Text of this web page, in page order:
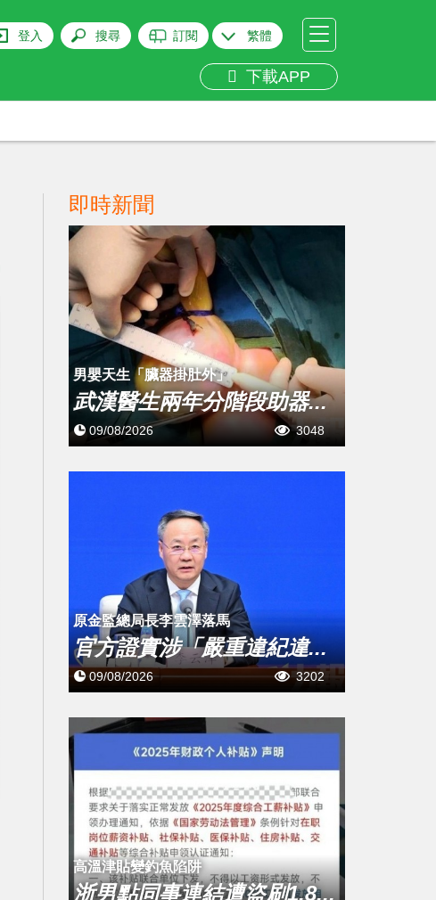
登入 搜尋 訂閱 繁體
下載APP
即時新聞
男嬰天生「臟器掛肚外」
武漢醫生兩年分階段助器...
09/08/2026 3048
原金監總局長李雲澤落馬
官方證實涉「嚴重違紀違...
09/08/2026 3202
高溫津貼變釣魚陷阱
浙男點同事連結遭盜刷1,8...